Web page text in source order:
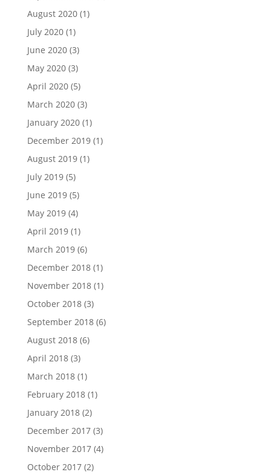
August 2020(1)
July 2020(1)
June 2020(3)
May 2020(3)
April 2020(5)
March 2020(3)
January 2020(1)
December 2019(1)
August 2019(1)
July 2019(5)
June 2019(5)
May 2019(4)
April 2019(1)
March 2019(6)
December 2018(1)
November 2018(1)
October 2018(3)
September 2018(6)
August 2018(6)
April 2018(3)
March 2018(1)
February 2018(1)
January 2018(2)
December 2017(3)
November 2017(4)
October 2017(2)